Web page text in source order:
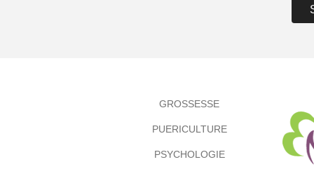
GROSSESSE
PUERICULTURE
PSYCHOLOGIE